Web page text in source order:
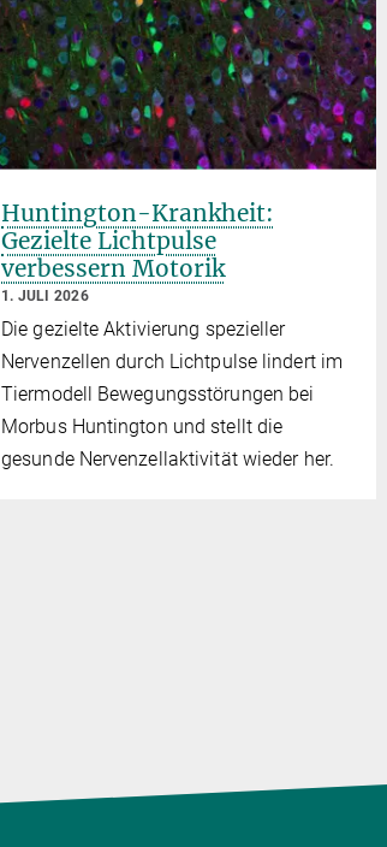
Huntington-Krankheit:
Gezielte Lichtpulse
verbessern Motorik
1. JULI 2026
Die gezielte Aktivierung spezieller
Nervenzellen durch Lichtpulse lindert im
Tiermodell Bewegungsstörungen bei
Morbus Huntington und stellt die
gesunde Nervenzellaktivität wieder her.